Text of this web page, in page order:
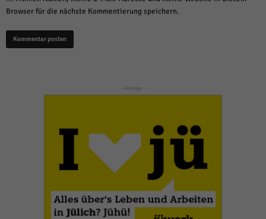
Browser für die nächste Kommentierung speichern.
- Anzeige -